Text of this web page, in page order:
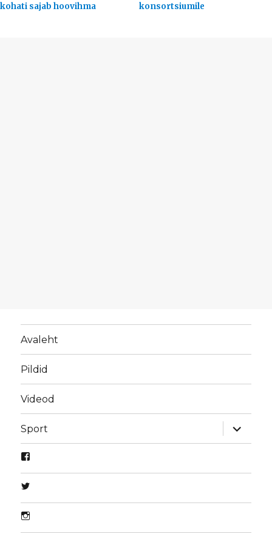
kohati sajab hoovihma
konsortsiumile
Avaleht
Pildid
Videod
Sport
laienda